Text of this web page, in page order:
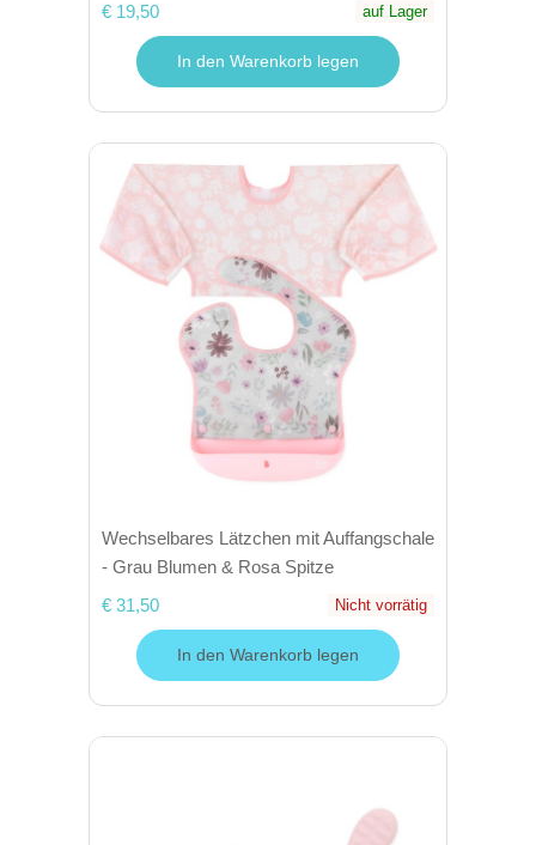
€ 19,50
auf Lager
In den Warenkorb legen
Wechselbares Lätzchen mit Auffangschale
- Grau Blumen & Rosa Spitze
€ 31,50
Nicht vorrätig
In den Warenkorb legen